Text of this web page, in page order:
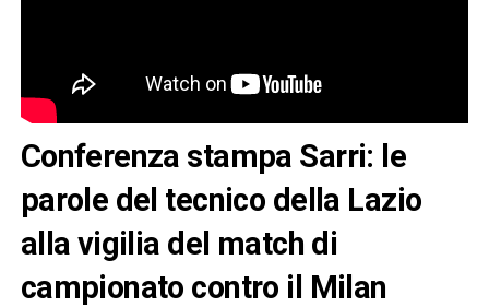
Conferenza stampa Sarri: le
parole del tecnico della Lazio
alla vigilia del match di
campionato contro il Milan